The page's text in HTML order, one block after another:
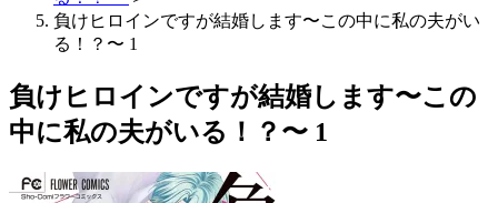
負けヒロインですが結婚します〜この中に私の夫がい
る！？〜 1
負けヒロインですが結婚します〜この
中に私の夫がいる！？〜 1